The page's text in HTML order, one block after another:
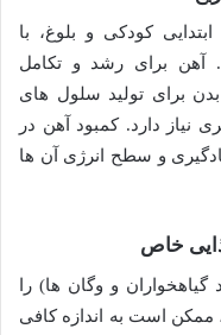
کودکی و بلوغ، با
آهن برای رشد و تکامل
برای تولید سلول های
نیاز دارد. کمبود آهن در
و سطح انرژی آن ها
خاص
و وگان ها) را
ممکن است به اندازه کافی